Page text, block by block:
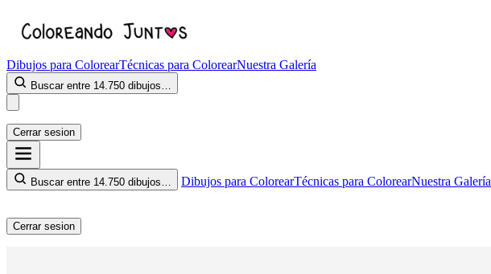
Dibujos para ColorearTécnicas para ColorearNuestra Galería
Buscar entre 14.750 dibujos…
Cerrar sesion
Buscar entre 14.750 dibujos… Dibujos para ColorearTécnicas para ColorearNuestra Galería
Cerrar sesion